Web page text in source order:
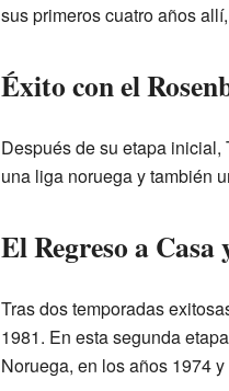
sus primeros cuatro años
Éxito con el
Después de su etapa inicial,
una liga noruega y también
El Regreso a Casa
Tras dos temporadas
1981. En esta segunda
Noruega, en los años 1974 y